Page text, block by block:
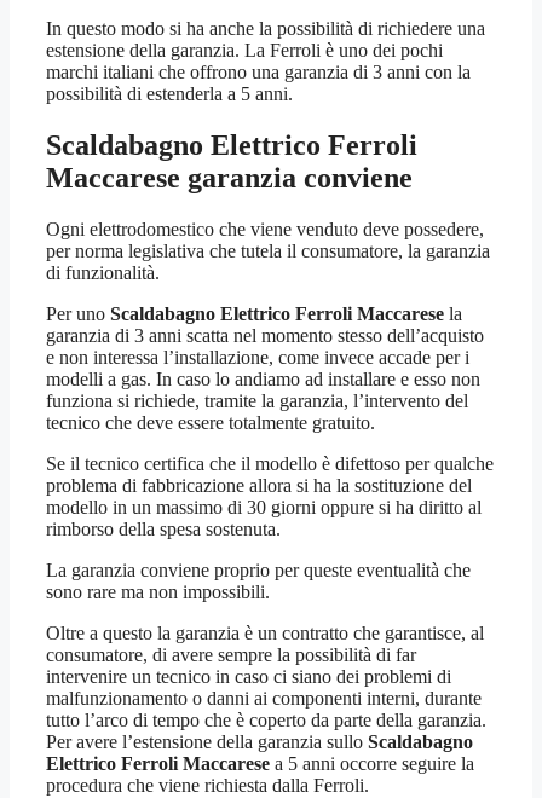
In questo modo si ha anche la possibilità di richiedere una
estensione della garanzia. La Ferroli è uno dei pochi
marchi italiani che offrono una garanzia di 3 anni con la
possibilità di estenderla a 5 anni.
Scaldabagno Elettrico Ferroli
Maccarese garanzia conviene
Ogni elettrodomestico che viene venduto deve possedere,
per norma legislativa che tutela il consumatore, la garanzia
di funzionalità.
Per uno Scaldabagno Elettrico Ferroli Maccarese la
garanzia di 3 anni scatta nel momento stesso dell’acquisto
e non interessa l’installazione, come invece accade per i
modelli a gas. In caso lo andiamo ad installare e esso non
funziona si richiede, tramite la garanzia, l’intervento del
tecnico che deve essere totalmente gratuito.
Se il tecnico certifica che il modello è difettoso per qualche
problema di fabbricazione allora si ha la sostituzione del
modello in un massimo di 30 giorni oppure si ha diritto al
rimborso della spesa sostenuta.
La garanzia conviene proprio per queste eventualità che
sono rare ma non impossibili.
Oltre a questo la garanzia è un contratto che garantisce, al
consumatore, di avere sempre la possibilità di far
intervenire un tecnico in caso ci siano dei problemi di
malfunzionamento o danni ai componenti interni, durante
tutto l’arco di tempo che è coperto da parte della garanzia.
Per avere l’estensione della garanzia sullo Scaldabagno
Elettrico Ferroli Maccarese a 5 anni occorre seguire la
procedura che viene richiesta dalla Ferroli.